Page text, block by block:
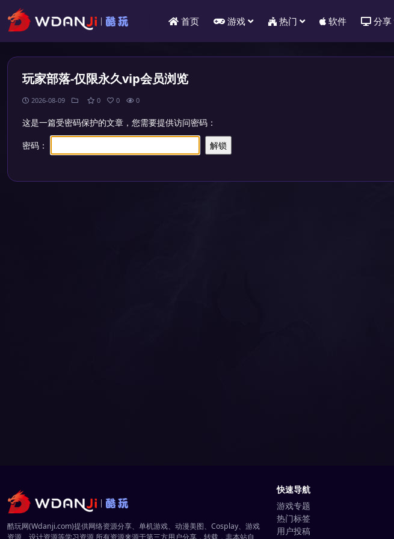
首页 游戏 热门 软件 分享
玩家部落-仅限永久vip会员浏览
2026-08-09 0 0 0
这是一篇受密码保护的文章，您需要提供访问密码：
密码：
酷玩网(Wdanji.com)提供网络资源分享、单机游戏、动漫美图、Cosplay、游戏
资源、设计资源等学习资源,所有资源来源于第三方用户分享，转载，非本站自
快速导航
游戏专题
热门标签
用户投稿